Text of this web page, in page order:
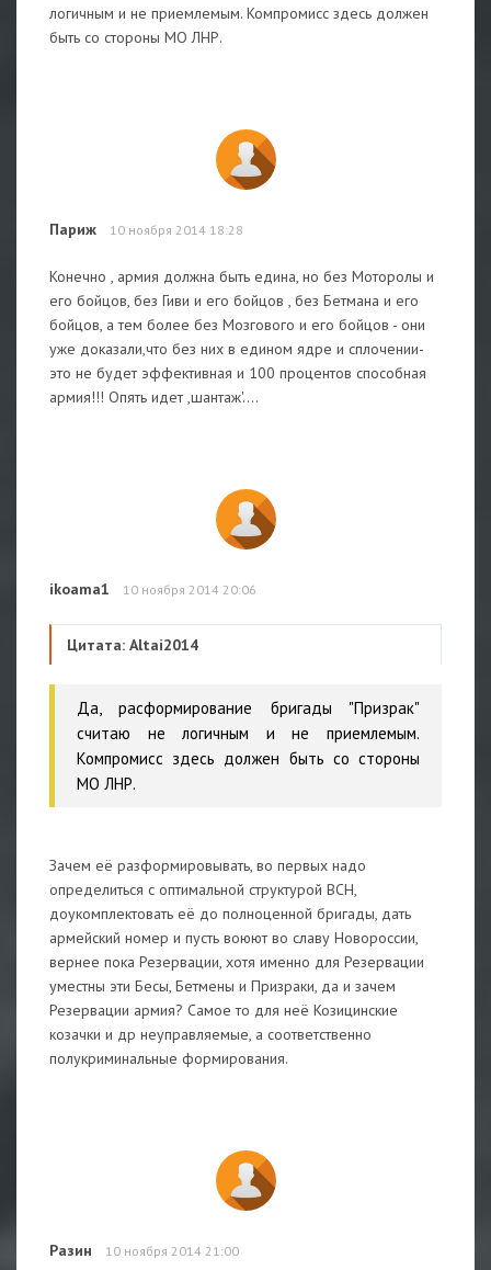
логичным и не приемлемым. Компромисс здесь должен
быть со стороны МО ЛНР.
Париж 10 ноября 2014 18:28
Конечно , армия должна быть едина, но без Моторолы и
его бойцов, без Гиви и его бойцов , без Бетмана и его
бойцов, а тем более без Мозгового и его бойцов - они
уже доказали,что без них в едином ядре и сплочении-
это не будет эффективная и 100 процентов способная
армия!!! Опять идет ,шантаж'....
ikoama1 10 ноября 2014 20:06
Цитата: Altai2014
Да, расформирование бригады "Призрак"
считаю не логичным и не приемлемым.
Компромисс здесь должен быть со стороны
МО ЛНР.
Зачем её разформировывать, во первых надо
определиться с оптимальной структурой ВСН,
доукомплектовать её до полноценной бригады, дать
армейский номер и пусть воюют во славу Новороссии,
вернее пока Резервации, хотя именно для Резервации
уместны эти Бесы, Бетмены и Призраки, да и зачем
Резервации армия? Cамое то для неё Козицинские
козачки и др неуправляемые, а соответственно
полукриминальные формирования.
Разин 10 ноября 2014 21:00